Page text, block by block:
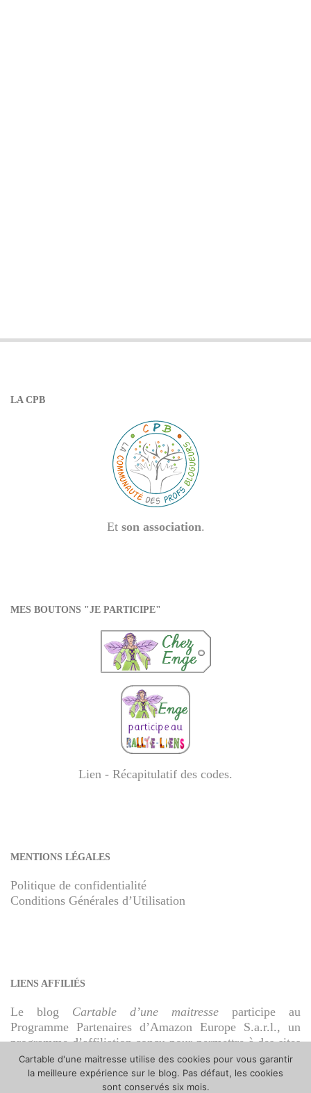
LA CPB
Et son association.
MES BOUTONS "JE PARTICIPE"
Lien - Récapitulatif des codes.
MENTIONS LÉGALES
Politique de confidentialité
Conditions Générales d’Utilisation
LIENS AFFILIÉS
Le blog Cartable d’une maitresse participe au
Programme Partenaires d’Amazon Europe S.a.r.l., un
programme d’affiliation conçu pour permettre à des sites
de percevoir une rémunération grâce à la création de
liens vers Amazon.fr.
Cartable d'une maitresse utilise des cookies pour vous garantir
la meilleure expérience sur le blog. Pas défaut, les cookies
sont conservés six mois.